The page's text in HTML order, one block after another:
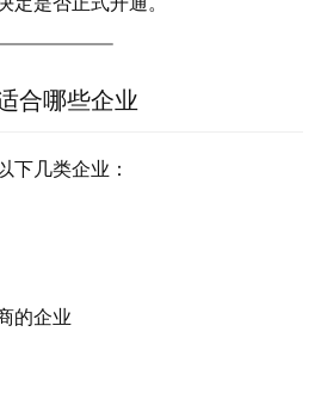
合哪些企业
下几类企业：
的企业